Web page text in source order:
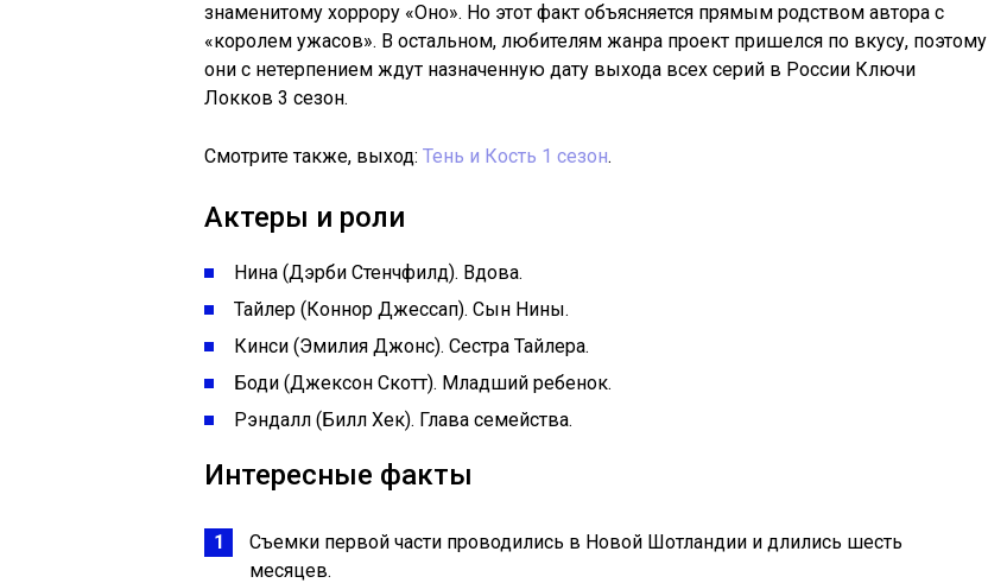
знаменитому хоррору «Оно». Но этот факт объясняется прямым родством автора с
«королем ужасов». В остальном, любителям жанра проект пришелся по вкусу, поэтому
они с нетерпением ждут назначенную дату выхода всех серий в России Ключи
Локков 3 сезон.
Смотрите также, выход: Тень и Кость 1 сезон.
Актеры и роли
Нина (Дэрби Стенчфилд). Вдова.
Тайлер (Коннор Джессап). Сын Нины.
Кинси (Эмилия Джонс). Сестра Тайлера.
Боди (Джексон Скотт). Младший ребенок.
Рэндалл (Билл Хек). Глава семейства.
Интересные факты
Съемки первой части проводились в Новой Шотландии и длились шесть
месяцев.